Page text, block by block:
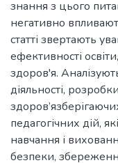
знання з цього
негативно
статті звертають
ефективності
здоров'я.
діяльності,
педагогічних дій,
навчання і
безпеки,